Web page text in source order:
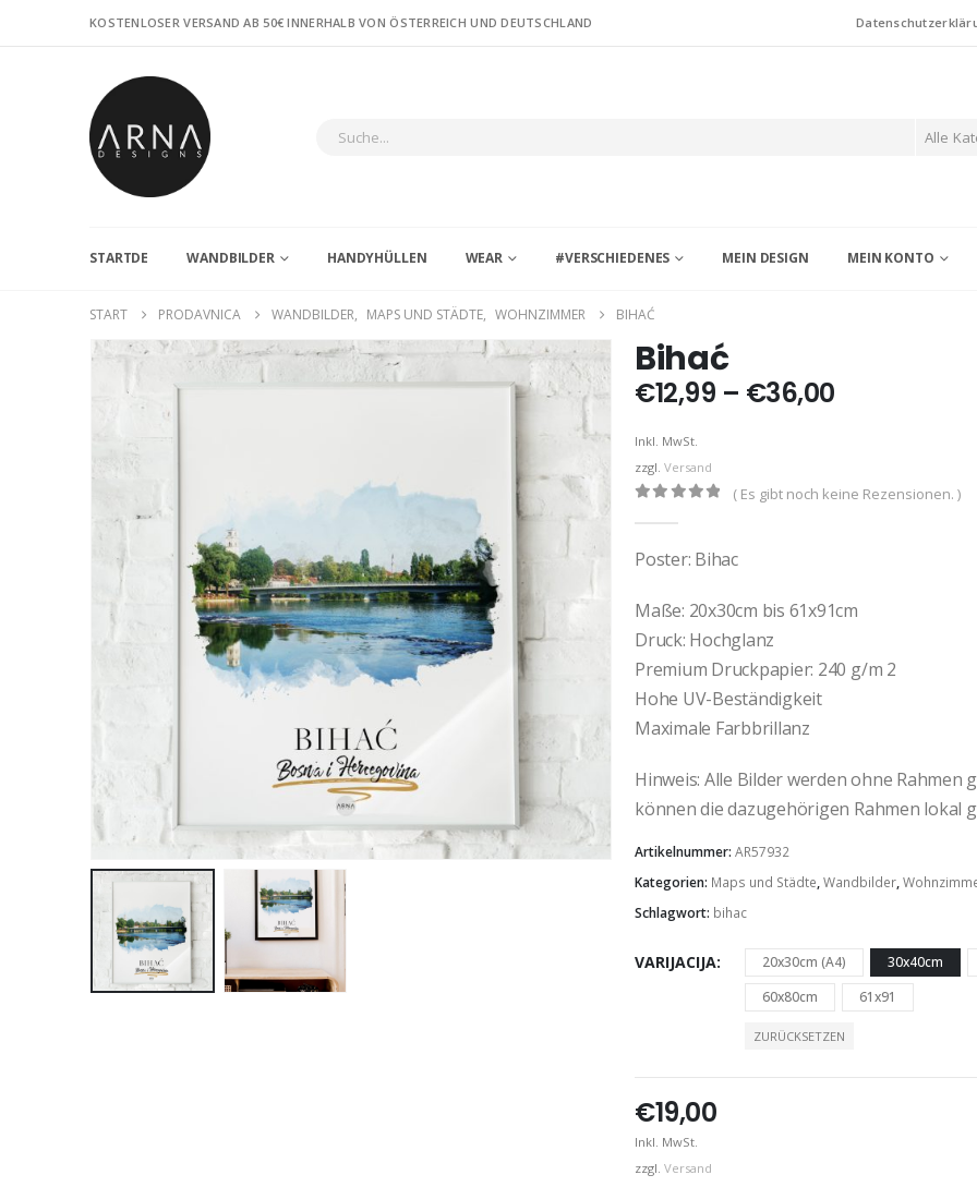
KOSTENLOSER VERSAND AB 50€ INNERHALB VON ÖSTERREICH UND DEUTSCHLAND
Alle
STARTDE WANDBILDER HANDYHÜLLEN WEAR #VERSCHIEDENES MEIN DESIGN MEIN KONTO
START PRODAVNICA WANDBILDER, MAPS UND STÄDTE, WOHNZIMMER BIHAĆ
Bihać
€12,99 – €36,00
Inkl. MwSt.
zzgl. Versand
( Es gibt noch keine Rezensionen. )
Poster: Bihac
Maße: 20x30cm bis 61x91cm
Druck: Hochglanz
Premium Druckpapier: 240 g/m 2
Hohe UV-Beständigkeit
Maximale Farbbrillanz
Hinweis: Alle Bilder werden ohne Rahmen
können die dazugehörigen Rahmen lokal
Artikelnummer: AR57932
Kategorien: Maps und Städte,Wandbilder,
Schlagwort: bihac
VARIJACIJA 20x30cm (A4) 30x40cm
60x80cm
61x91
ZURÜCKSETZEN
€19,00
Inkl. MwSt.
zzgl. Versand